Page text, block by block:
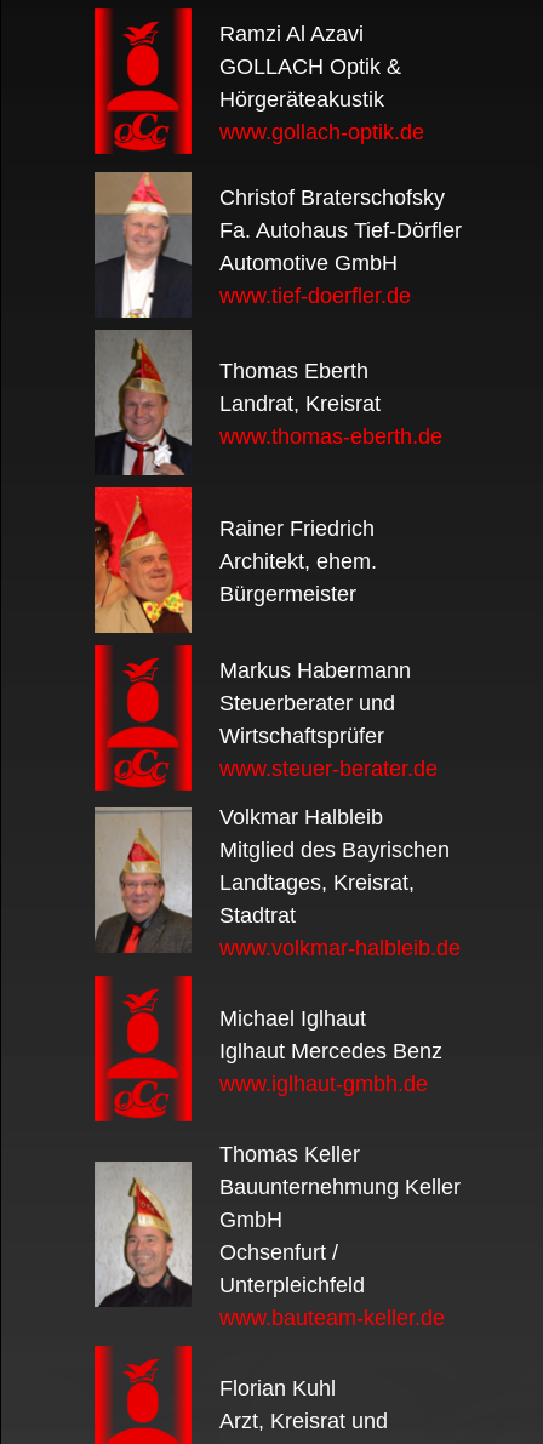
Ramzi Al Azavi
GOLLACH Optik &
Hörgeräteakustik
www.gollach-optik.de
Christof Braterschofsky
Fa. Autohaus Tief-Dörfler
Automotive GmbH
www.tief-doerfler.de
Thomas Eberth
Landrat, Kreisrat
www.thomas-eberth.de
Rainer Friedrich
Architekt, ehem.
Bürgermeister
Markus Habermann
Steuerberater und
Wirtschaftsprüfer
www.steuer-berater.de
Volkmar Halbleib
Mitglied des Bayrischen
Landtages, Kreisrat,
Stadtrat
www.volkmar-halbleib.de
Michael Iglhaut
Iglhaut Mercedes Benz
www.iglhaut-gmbh.de
Thomas Keller
Bauunternehmung Keller
GmbH
Ochsenfurt /
Unterpleichfeld
www.bauteam-keller.de
Florian Kuhl
Arzt, Kreisrat und